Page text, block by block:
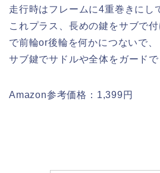
走行時はフレームに4重巻きにし
これプラス、長めの鍵をサブで
で前輪or後輪を何かにつないで、
サブ鍵でサドルや全体をガードで
Amazon参考価格：1,399円